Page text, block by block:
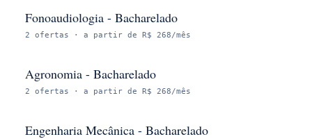
Fonoaudiologia - Bacharelado
2 ofertas · a partir de R$ 268/mês
Agronomia - Bacharelado
2 ofertas · a partir de R$ 268/mês
Engenharia Mecânica - Bacharelado